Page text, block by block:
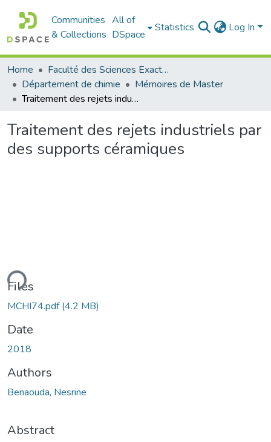
Communities
& Collections
All of
DSpace
Statistics Log In
Home
Faculté des Sciences Exactes et de l'Informatique
Département de chimie
Mémoires de Master
Traitement des rejets industriels par des supports céramiques
Traitement des rejets industriels par
des supports céramiques
Files
MCHI74.pdf(4.2 MB)
Date
2018
Authors
Benaouda, Nesrine
Abstract